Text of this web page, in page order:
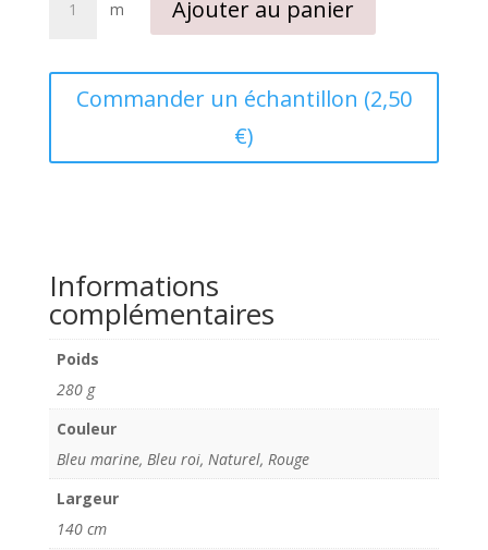
imprimé
m Ajouter au panier
Commander un échantillon (2,50
€)
Informations
complémentaires
Poids
280 g
Couleur
Bleu marine, Bleu roi, Naturel, Rouge
Largeur
140 cm